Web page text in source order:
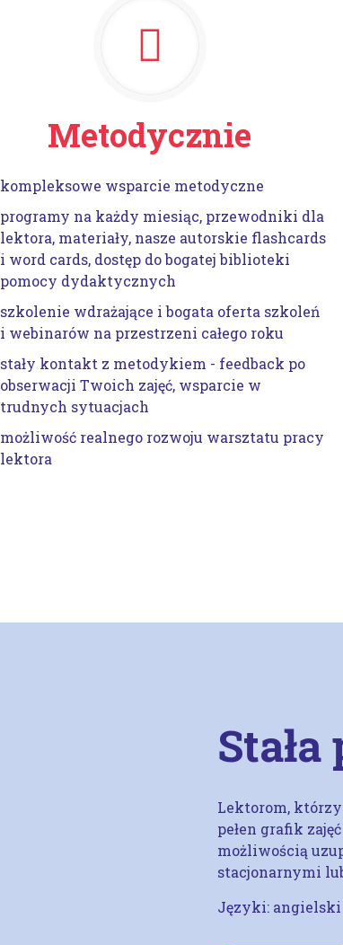
Metodycznie
kompleksowe wsparcie metodyczne
programy na każdy miesiąc, przewodniki dla
lektora, materiały, nasze autorskie flashcards
i word cards, dostęp do bogatej biblioteki
pomocy dydaktycznych
szkolenie wdrażające i bogata oferta szkoleń
i webinarów na przestrzeni całego roku
stały kontakt z metodykiem - feedback po
obserwacji Twoich zajęć, wsparcie w
trudnych sytuacjach
możliwość realnego rozwoju warsztatu pracy
lektora
Lektorom, którzy
pełen grafik
możliwością
stacjonarnymi
Języki: